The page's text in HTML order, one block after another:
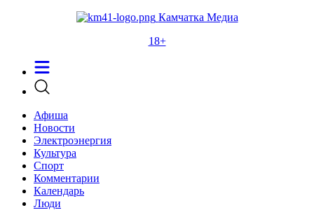
Камчатка Медиа
18+
Афиша
Новости
Электроэнергия
Культура
Спорт
Комментарии
Календарь
Люди